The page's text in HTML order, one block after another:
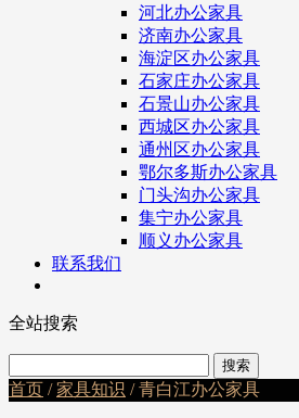
河北办公家具
济南办公家具
海淀区办公家具
石家庄办公家具
石景山办公家具
西城区办公家具
通州区办公家具
鄂尔多斯办公家具
门头沟办公家具
集宁办公家具
顺义办公家具
联系我们
全站搜索
首页 /家具知识 / 青白江办公家具